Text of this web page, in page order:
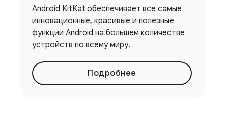
Android KitKat обеспечивает все самые
инновационные, красивые и полезные
функции Android на большем количестве
устройств по всему миру.
Подробнее